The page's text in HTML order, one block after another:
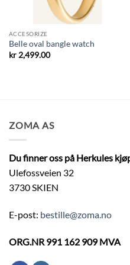
ACCESORIZE
Belle oval bangle watch
kr2,499.00
ZOMA AS
Du finner oss på Herkules
Ulefossveien 32
3730 SKIEN
E-post: bestille@zoma.no
ORG.NR 991 162 909 MVA